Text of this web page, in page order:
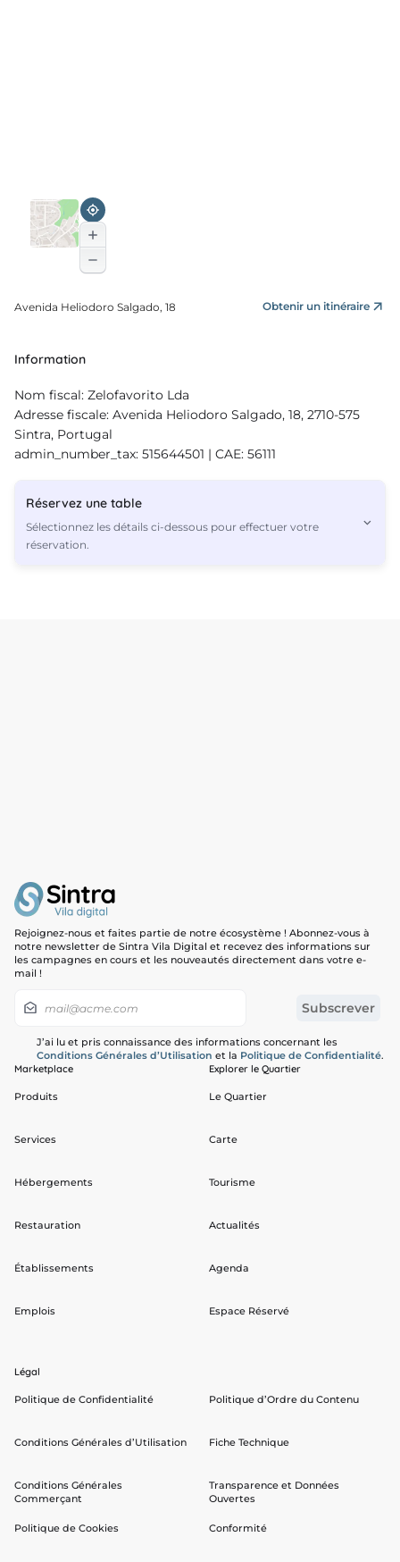
Avenida Heliodoro Salgado, 18 Obtenir un itinéraire
Information
Nom fiscal: Zelofavorito Lda
Adresse fiscale: Avenida Heliodoro Salgado, 18, 2710-575
Sintra, Portugal
admin_number_tax: 515644501 | CAE: 56111
Réservez une table
Sélectionnez les détails ci-dessous pour effectuer votre
réservation.
Rejoignez-nous et faites partie de notre écosystème ! Abonnez-vous à
notre newsletter de Sintra Vila Digital et recevez des informations sur
les campagnes en cours et les nouveautés directement dans votre e-
mail !
J’ai lu et pris connaissance des informations concernant les
Conditions Générales d’Utilisation et la Politique de Confidentialité.
Marketplace
Produits
Services
Hébergements
Restauration
Établissements
Emplois
Explorer le Quartier
Le Quartier
Carte
Tourisme
Actualités
Agenda
Espace Réservé
Légal
Politique de Confidentialité
Conditions Générales d’Utilisation
Conditions Générales
Commerçant
Politique de Cookies
Politique d’Ordre du Contenu
Fiche Technique
Transparence et Données
Ouvertes
Conformité